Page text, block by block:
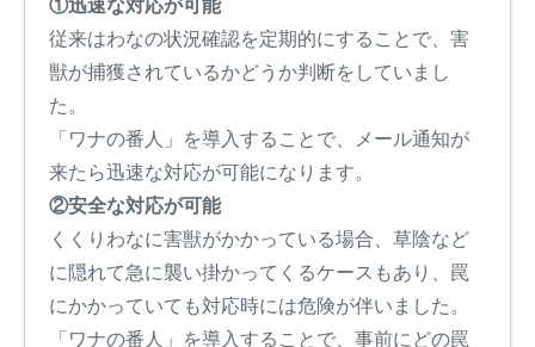
①迅速な対応が可能
従来はわなの状況確認を定期的にすることで、害
獣が捕獲されているかどうか判断をしていまし
た。
「ワナの番人」を導入することで、メール通知が
来たら迅速な対応が可能になります。
②安全な対応が可能
くくりわなに害獣がかかっている場合、草陰など
に隠れて急に襲い掛かってくるケースもあり、罠
にかかっていても対応時には危険が伴いました。
「ワナの番人」を導入することで、事前にどの罠